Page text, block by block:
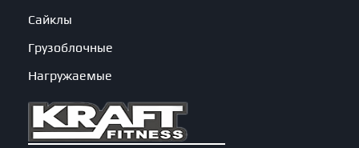
Сайклы
Грузоблочные
Нагружаемые